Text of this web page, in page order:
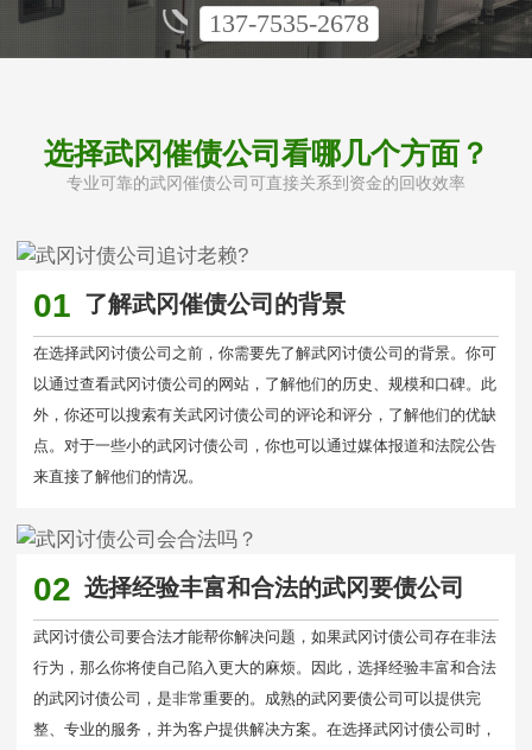
137-7535-2678
选择武冈催债公司看哪几个方面？
专业可靠的武冈催债公司可直接关系到资金的回收效率
01 了解武冈催债公司的背景
在选择武冈讨债公司之前，你需要先了解武冈讨债公司的背景。你可
以通过查看武冈讨债公司的网站，了解他们的历史、规模和口碑。此
外，你还可以搜索有关武冈讨债公司的评论和评分，了解他们的优缺
点。对于一些小的武冈讨债公司，你也可以通过媒体报道和法院公告
来直接了解他们的情况。
02 选择经验丰富和合法的武冈要债公司
武冈讨债公司要合法才能帮你解决问题，如果武冈讨债公司存在非法
行为，那么你将使自己陷入更大的麻烦。因此，选择经验丰富和合法
的武冈讨债公司，是非常重要的。成熟的武冈要债公司可以提供完
整、专业的服务，并为客户提供解决方案。在选择武冈讨债公司时，